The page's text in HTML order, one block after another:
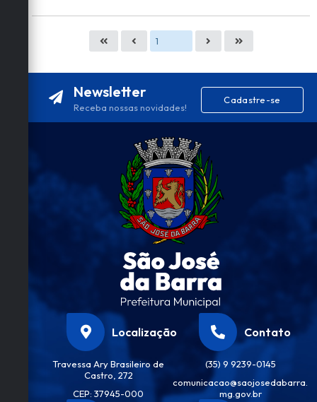
Newsletter
Receba nossas novidades!
Cadastre-se
Localização
Travessa Ary Brasileiro de
Castro, 272
CEP: 37945-000
Contato
(35) 9 9239-0145
comunicacao@saojosedabarra.
mg.gov.br